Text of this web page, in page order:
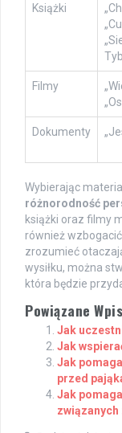
Książki
Filmy
Dokumenty
Wybierając
różnorodność
książki oraz filmy
również
zrozumieć
wysiłku, można
która będzie
Powiązane
Jak
Jak
Jak
przed
Jak
związanych